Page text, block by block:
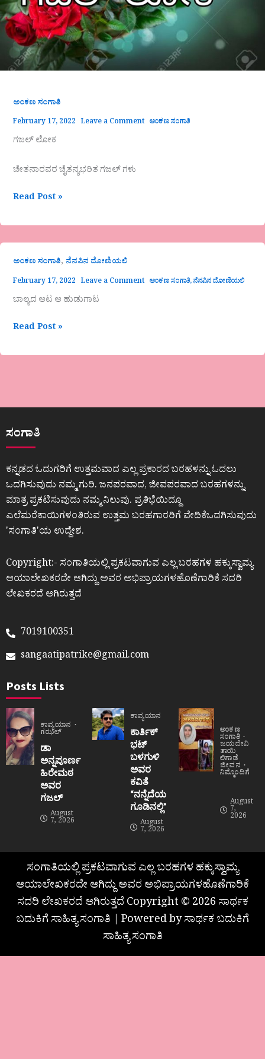
ಅಂಕಣ ಸಂಗಾತಿ
February 17, 2022 Leave a Comment ಅಂಕಣ ಸಂಗಾತಿ
ಗಜಲ್ ಲೋಕ
ಚೇತನಾರವರ ಚೈತನ್ಯಭರಿತ ಗಜಲ್ ಗಳು
Read Post »
ಅಂಕಣ ಸಂಗಾತಿ, ನೆನಪಿನ ದೋಣಿಯಲಿ
February 17, 2022 Leave a Comment ಅಂಕಣ ಸಂಗಾತಿ,ನೆನಪಿನ ದೋಣಿಯಲಿ
ಬಾಲ್ಯದ ಆಟ ಆ ಹುಡುಗಾಟ
Read Post »
ಸಂಗಾತಿ
ಕನ್ನಡದ ಓದುಗರಿಗೆ ಉತ್ತಮವಾದ ಎಲ್ಲ ಪ್ರಕಾರದ ಬರಹಳನ್ನು ಓದಲು
ಒದಗಿಸುವುದು ನಮ್ಮ ಗುರಿ. ಜನಪರವಾದ, ಜೀವಪರವಾದ ಬರಹಗಳನ್ನು
ಮಾತ್ರ ಪ್ರಕಟಿಸುವುದು ನಮ್ಮ ನಿಲುವು. ಪ್ರತಿಭೆಯಿದ್ದೂ
ಎಲೆಮರೆಕಾಯಿಗಳಂತಿರುವ ಉತ್ತಮ ಬರಹಗಾರರಿಗೆ ವೇದಿಕೆಒದಗಿಸುವುದು
ʼಸಂಗಾತಿʼಯ ಉದ್ದೇಶ.
Copyright:- ಸಂಗಾತಿಯಲ್ಲಿ ಪ್ರಕಟವಾಗುವ ಎಲ್ಲ ಬರಹಗಳ ಹಕ್ಕುಸ್ವಾಮ್ಯ
ಆಯಾಲೇಖಕರದೇ ಆಗಿದ್ದು ಅವರ ಅಭಿಪ್ರಾಯಗಳಹೊಣೆಗಾರಿಕೆ ಸದರಿ
ಲೇಖಕರದೆ ಆಗಿರುತ್ತದೆ
7019100351
sangaatipatrike@gmail.com
Posts Lists
ಕಾವ್ಯಯಾನ
ಗಝಲ್
ಡಾ
ಅನ್ನಪೂರ್ಣ
ಹಿರೇಮಠ
ಅವರ
ಗಜಲ್
August
7, 2026
ಕಾವ್ಯಯಾನ
ಕಾರ್ತಿಕ್
ಭಟ್
ಬಳಗುಳಿ
ಅವರ
ಕವಿತೆ
“ನನ್ನೆದೆಯ
ಗೂಡಿನಲ್ಲಿ”
August
7, 2026
ಅಂಕಣ
ಸಂಗಾತಿ
ಜಯದೇವಿ
ತಾಯಿ
ಲಿಗಾಡೆ
ಜೀವನ
ನಿಮ್ಮೊಂದಿಗೆ
August
7,
2026
ಸಂಗಾತಿಯಲ್ಲಿ ಪ್ರಕಟವಾಗುವ ಎಲ್ಲ ಬರಹಗಳ ಹಕ್ಕುಸ್ವಾಮ್ಯ
ಆಯಾಲೇಖಕರದೇ ಆಗಿದ್ದು ಅವರ ಅಭಿಪ್ರಾಯಗಳಹೊಣೆಗಾರಿಕೆ
ಸದರಿ ಲೇಖಕರದೆ ಆಗಿರುತ್ತದೆ Copyright © 2026 ಸಾರ್ಥಕ
ಬದುಕಿಗೆ ಸಾಹಿತ್ಯ ಸಂಗಾತಿ | Powered by ಸಾರ್ಥಕ ಬದುಕಿಗೆ
ಸಾಹಿತ್ಯ ಸಂಗಾತಿ